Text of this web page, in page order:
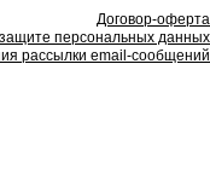
Договор-оферта
персональных данных
рассылки email-сообщений